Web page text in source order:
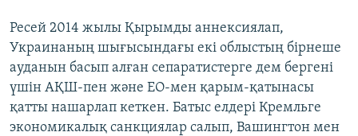
Ресей 2014 жылы Қырымды аннексиялап,
Украинаның шығысындағы екі облыстың бірнеше
ауданын басып алған сепаратистерге дем бергені
үшін АҚШ-пен және ЕО-мен қарым-қатынасы
қатты нашарлап кеткен. Батыс елдері Кремльге
экономикалық санкциялар салып, Вашингтон мен